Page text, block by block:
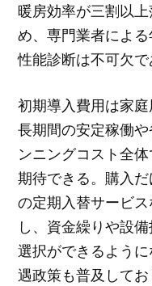
暖房効率が三割以
め、専門業者による
性能診断は不可欠で
初期導入費用は家
長期間の安定稼働
ンニングコスト全
期待できる。購入
の定期入替サービ
し、資金繰りや設
選択ができるよう
遇政策も普及して